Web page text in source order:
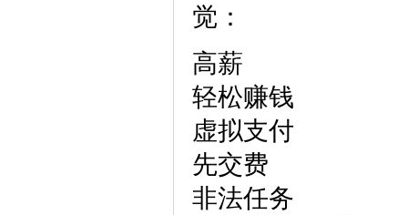
觉：
高薪
轻松赚钱
虚拟支付
先交费
非法任务